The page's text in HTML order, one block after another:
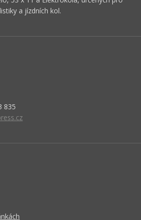
a jízdních kol.
835